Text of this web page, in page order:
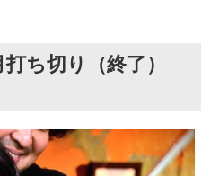
ち切り（終了）